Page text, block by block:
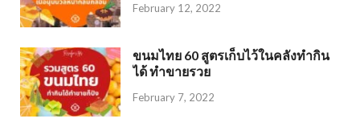
February 12, 2022
ขนมไทย 60 สูตรเก็บไว้ในคลังทำกิน
ได้ ทำขายรวย
February 7, 2022